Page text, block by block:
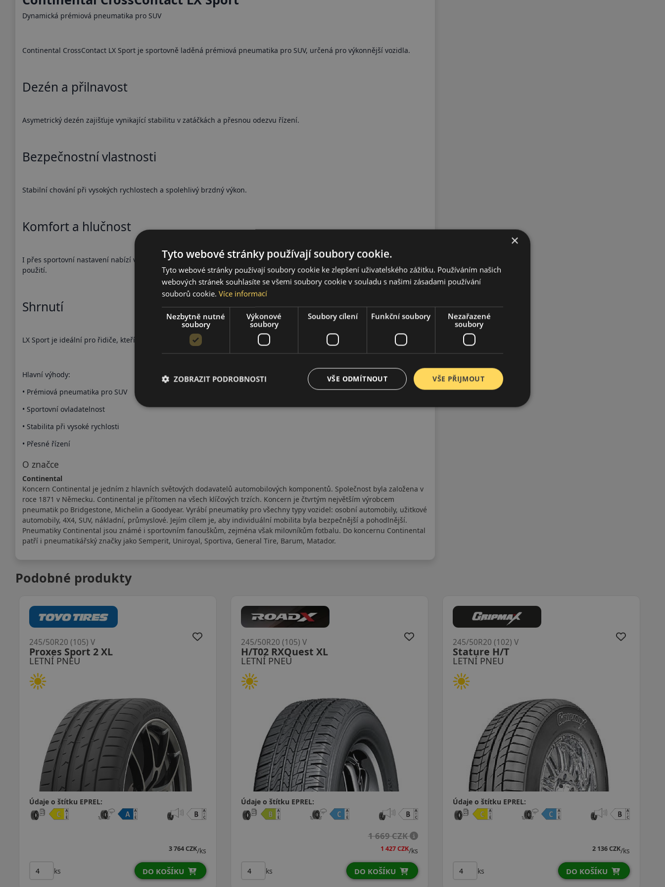
Dynamická prémiová pneumatika pro SUV
Continental CrossContact LX Sport je sportovně laděná prémiová pneumatika pro SUV, určená pro výkonnější vozidla.
Dezén a přilnavost
Asymetrický dezén zajišťuje vynikající stabilitu v zatáčkách a přesnou odezvu řízení.
Bezpečnostní vlastnosti
Stabilní chování při vysokých rychlostech a spolehlivý brzdný výkon.
Komfort a hlučnost
I přes sportovní nastavení nabízí vyvážený komfort. Doporučené použití Pro výkonnější SUV, pro městské a dálniční
použití.
Shrnutí
LX Sport je ideální pro řidiče, kteří preferují dynamický styl jízdy.
Hlavní výhody:
• Prémiová pneumatika pro SUV
• Sportovní ovladatelnost
• Stabilita při vysoké rychlosti
• Přesné řízení
O značce
Continental
Koncern Continental je jedním z hlavních světových dodavatelů automobilových komponentů. Společnost byla založena v
roce 1871 v Německu. Continental je přítomen na všech klíčových trzích. Koncern je čtvrtým největším výrobcem
pneumatik po Bridgestone, Michelin a Goodyear. Vyrábí pneumatiky pro všechny typy vozidel: osobní automobily, užitkové
automobily, 4X4, SUV, nákladní, průmyslové. Jejím cílem je, aby individuální mobilita byla bezpečnější a pohodlnější.
Pneumatiky Continental jsou známé i sportovním fanouškům, zejména však milovníkům fotbalu. Do koncernu Continental
patří i pneumatikářský značky jako Semperit, Uniroyal, Sportiva, General Tire, Barum, Matador.
Podobné produkty
LETNÍ PNEU
Proxes Sport 2 XL
245/50R20 (105) V
Údaje o štítku EPREL:
3 764 CZK/ks
ks DO KOŠÍKU
LETNÍ PNEU
H/T02 RXQuest XL
245/50R20 (105) V
Údaje o štítku EPREL:
1 669 CZK
1 427 CZK/ks
ks DO KOŠÍKU
LETNÍ PNEU
Stature H/T
245/50R20 (102) V
Údaje o štítku EPREL:
2 136 CZK/ks
ks DO KOŠÍKU
×
Tyto webové stránky používají soubory cookie.
Tyto webové stránky používají soubory cookie ke zlepšení uživatelského zážitku. Používáním našich
webových stránek souhlasíte se všemi soubory cookie v souladu s našimi zásadami používání
souborů cookie. Více informací
Nezbytně nutné
soubory
Výkonové
soubory
Soubory cílení Funkční soubory
Nezařazené
soubory
VŠE PŘIJMOUT
VŠE ODMÍTNOUT
ZOBRAZIT PODROBNOSTI